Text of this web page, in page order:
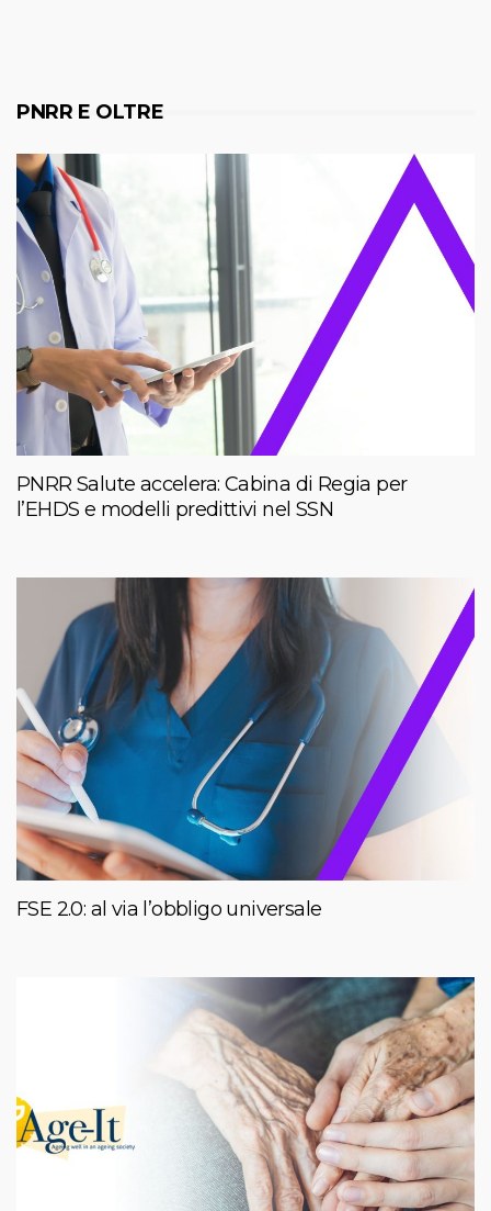
PNRR E OLTRE
PNRR Salute accelera: Cabina di Regia per
l’EHDS e modelli predittivi nel SSN
FSE 2.0: al via l’obbligo universale